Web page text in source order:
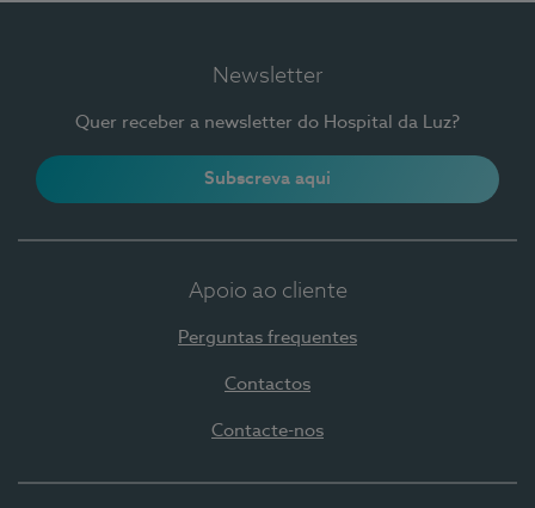
Newsletter
Quer receber a newsletter do Hospital da Luz?
Subscreva aqui
Apoio ao cliente
Perguntas frequentes
Contactos
Contacte-nos